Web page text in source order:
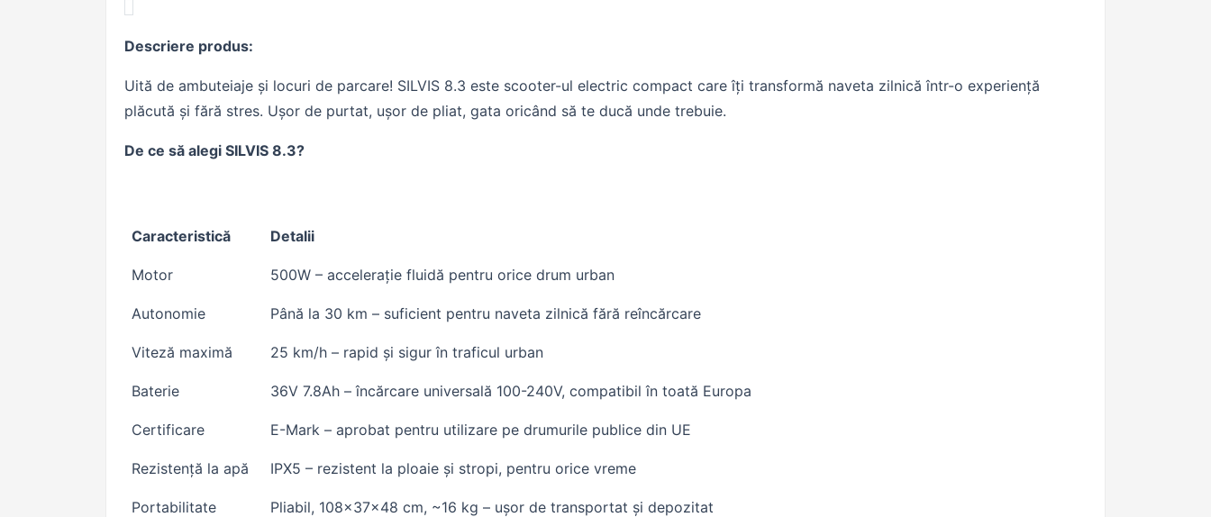
Descriere produs:
Uită de ambuteiaje și locuri de parcare! SILVIS 8.3 este scooter-ul electric compact care îți transformă naveta zilnică într-o experiență
plăcută și fără stres. Ușor de purtat, ușor de pliat, gata oricând să te ducă unde trebuie.
De ce să alegi SILVIS 8.3?
Caracteristică Detalii
Motor 500W – accelerație fluidă pentru orice drum urban
Autonomie Până la 30 km – suficient pentru naveta zilnică fără reîncărcare
Viteză maximă 25 km/h – rapid și sigur în traficul urban
Baterie 36V 7.8Ah – încărcare universală 100-240V, compatibil în toată Europa
Certificare E-Mark – aprobat pentru utilizare pe drumurile publice din UE
Rezistență la apă IPX5 – rezistent la ploaie și stropi, pentru orice vreme
Portabilitate Pliabil, 108×37×48 cm, ~16 kg – ușor de transportat și depozitat